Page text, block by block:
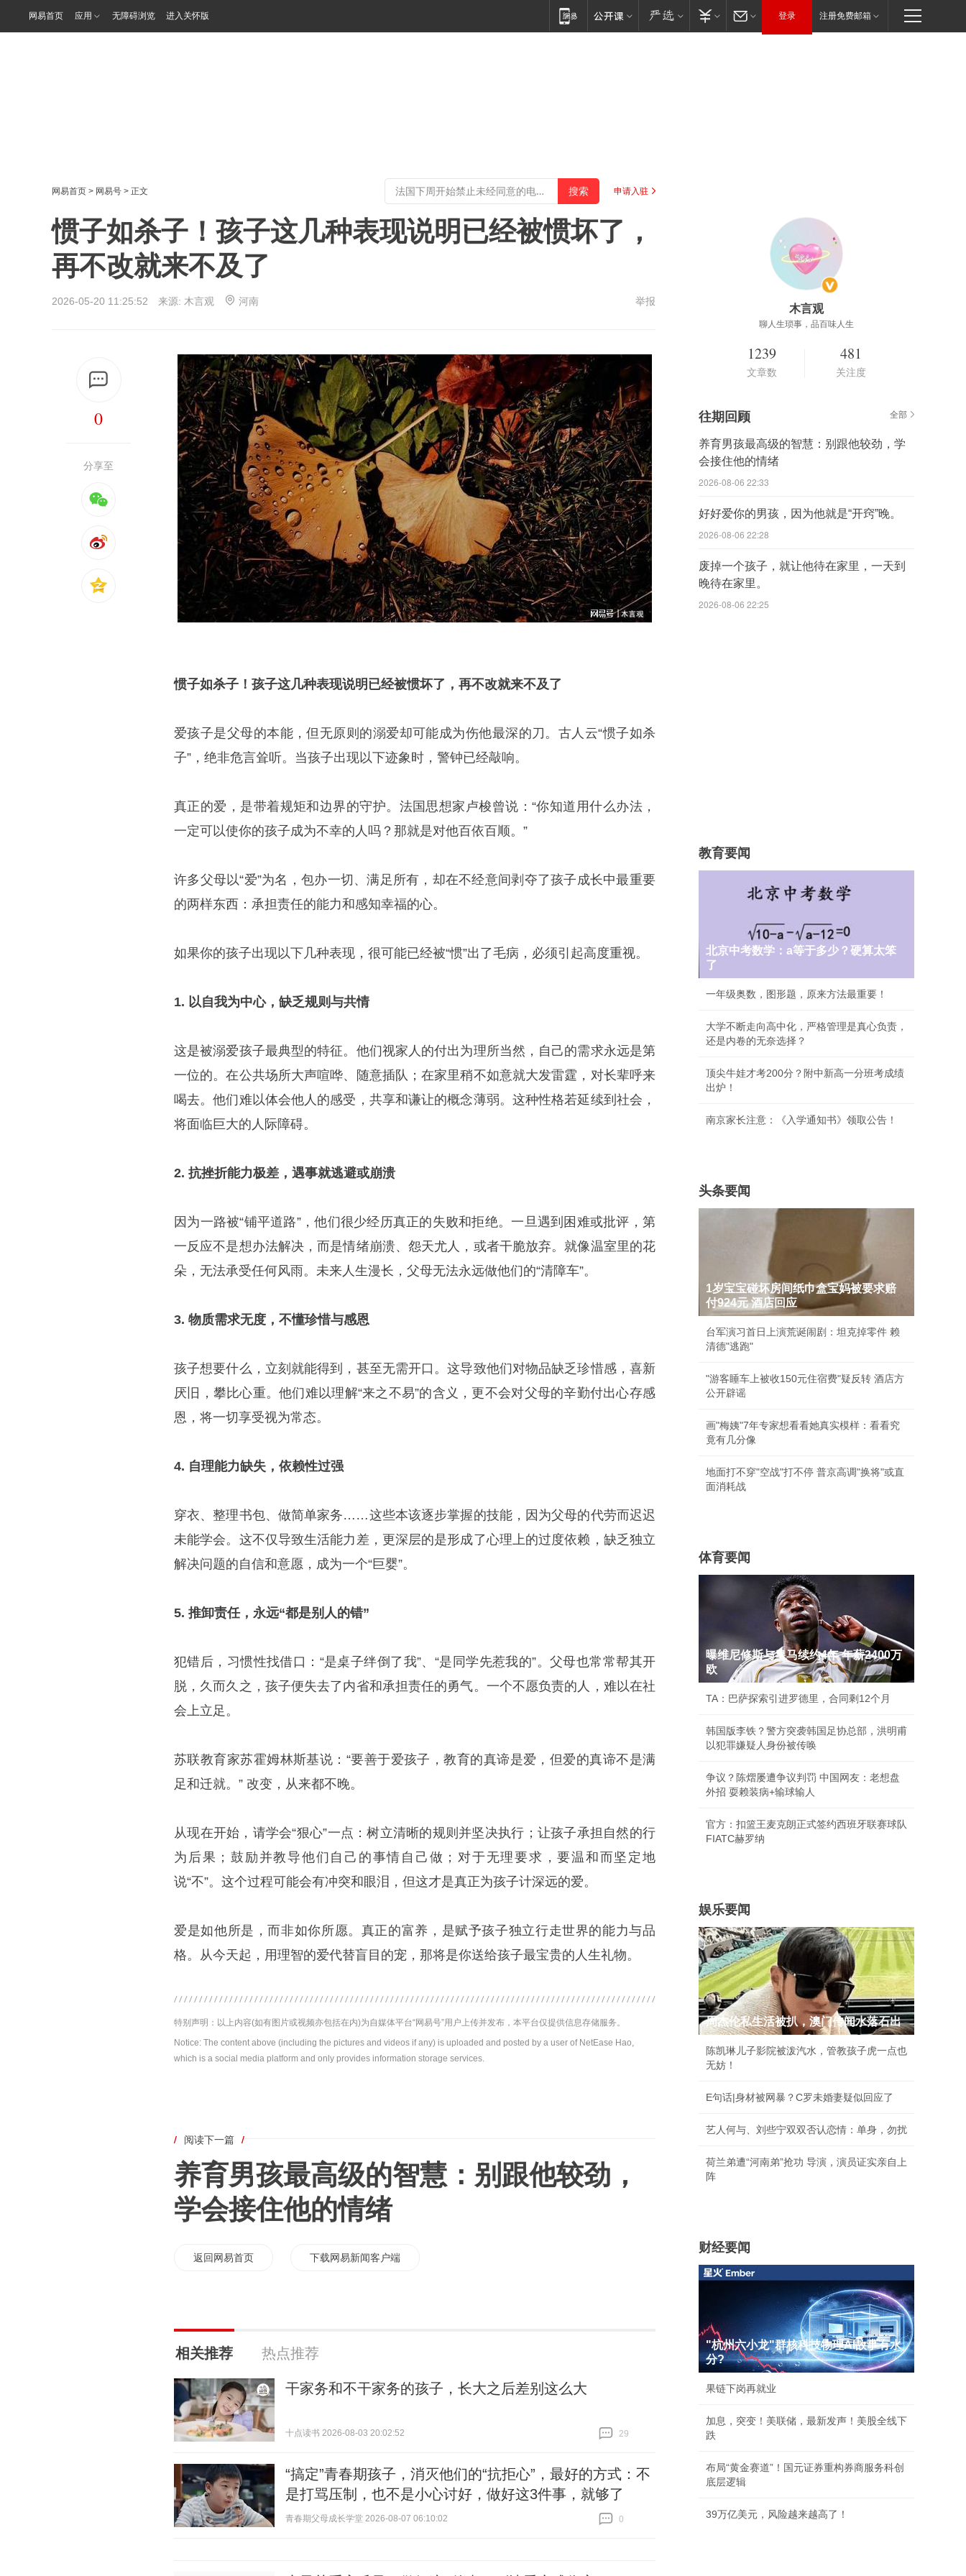
网易首页 应用 无障碍浏览 进入关怀版 登录 注册免费邮箱
网易首页 > 网易号 > 正文 申请入驻
惯子如杀子！孩子这几种表现说明已经被惯坏了，
再不改就来不及了
2026-05-20 11:25:52 来源: 木言观 河南 举报
0
分享至
惯子如杀子！孩子这几种表现说明已经被惯坏了，再不改就来不及了
爱孩子是父母的本能，但无原则的溺爱却可能成为伤他最深的刀。古人云“惯子如杀
子”，绝非危言耸听。当孩子出现以下迹象时，警钟已经敲响。
真正的爱，是带着规矩和边界的守护。法国思想家卢梭曾说：“你知道用什么办法，
一定可以使你的孩子成为不幸的人吗？那就是对他百依百顺。”
许多父母以“爱”为名，包办一切、满足所有，却在不经意间剥夺了孩子成长中最重要
的两样东西：承担责任的能力和感知幸福的心。
如果你的孩子出现以下几种表现，很可能已经被“惯”出了毛病，必须引起高度重视。
1. 以自我为中心，缺乏规则与共情
这是被溺爱孩子最典型的特征。他们视家人的付出为理所当然，自己的需求永远是第
一位的。在公共场所大声喧哗、随意插队；在家里稍不如意就大发雷霆，对长辈呼来
喝去。他们难以体会他人的感受，共享和谦让的概念薄弱。这种性格若延续到社会，
将面临巨大的人际障碍。
2. 抗挫折能力极差，遇事就逃避或崩溃
因为一路被“铺平道路”，他们很少经历真正的失败和拒绝。一旦遇到困难或批评，第
一反应不是想办法解决，而是情绪崩溃、怨天尤人，或者干脆放弃。就像温室里的花
朵，无法承受任何风雨。未来人生漫长，父母无法永远做他们的“清障车”。
3. 物质需求无度，不懂珍惜与感恩
孩子想要什么，立刻就能得到，甚至无需开口。这导致他们对物品缺乏珍惜感，喜新
厌旧，攀比心重。他们难以理解“来之不易”的含义，更不会对父母的辛勤付出心存感
恩，将一切享受视为常态。
4. 自理能力缺失，依赖性过强
穿衣、整理书包、做简单家务……这些本该逐步掌握的技能，因为父母的代劳而迟迟
未能学会。这不仅导致生活能力差，更深层的是形成了心理上的过度依赖，缺乏独立
解决问题的自信和意愿，成为一个“巨婴”。
5. 推卸责任，永远“都是别人的错”
犯错后，习惯性找借口：“是桌子绊倒了我”、“是同学先惹我的”。父母也常常帮其开
脱，久而久之，孩子便失去了内省和承担责任的勇气。一个不愿负责的人，难以在社
会上立足。
苏联教育家苏霍姆林斯基说：“要善于爱孩子，教育的真谛是爱，但爱的真谛不是满
足和迁就。” 改变，从来都不晚。
从现在开始，请学会“狠心”一点：树立清晰的规则并坚决执行；让孩子承担自然的行
为后果；鼓励并教导他们自己的事情自己做；对于无理要求，要温和而坚定地
说“不”。这个过程可能会有冲突和眼泪，但这才是真正为孩子计深远的爱。
爱是如他所是，而非如你所愿。真正的富养，是赋予孩子独立行走世界的能力与品
格。从今天起，用理智的爱代替盲目的宠，那将是你送给孩子最宝贵的人生礼物。
特别声明：以上内容(如有图片或视频亦包括在内)为自媒体平台“网易号”用户上传并发布，本平台仅提供信息存储服务。
Notice: The content above (including the pictures and videos if any) is uploaded and posted by a user of NetEase Hao,
which is a social media platform and only provides information storage services.
/ 阅读下一篇 /
养育男孩最高级的智慧：别跟他较劲，
学会接住他的情绪
返回网易首页 下载网易新闻客户端
相关推荐 热点推荐
干家务和不干家务的孩子，长大之后差别这么大
十点读书 2026-08-03 20:02:52
29
“搞定”青春期孩子，消灭他们的“抗拒心”，最好的方式：不
是打骂压制，也不是小心讨好，做好这3件事，就够了
青春期父母成长学堂 2026-08-07 06:10:02
0
木言观
聊人生琐事，品百味人生
1239
文章数
481
关注度
往期回顾 全部
养育男孩最高级的智慧：别跟他较劲，学
会接住他的情绪
2026-08-06 22:33
好好爱你的男孩，因为他就是“开窍”晚。
2026-08-06 22:28
废掉一个孩子，就让他待在家里，一天到
晚待在家里。
2026-08-06 22:25
教育要闻
北京中考数学：a等于多少？硬算太笨
了
一年级奥数，图形题，原来方法最重要！
大学不断走向高中化，严格管理是真心负责，
还是内卷的无奈选择？
顶尖牛娃才考200分？附中新高一分班考成绩
出炉！
南京家长注意：《入学通知书》领取公告！
头条要闻
1岁宝宝碰坏房间纸巾盒宝妈被要求赔
付924元 酒店回应
台军演习首日上演荒诞闹剧：坦克掉零件 赖
清德"逃跑"
"游客睡车上被收150元住宿费"疑反转 酒店方
公开辟谣
画"梅姨"7年专家想看看她真实模样：看看究
竟有几分像
地面打不穿"空战"打不停 普京高调"换将"或直
面消耗战
体育要闻
曝维尼修斯与皇马续约4年 年薪2400万
欧
TA：巴萨探索引进罗德里，合同剩12个月
韩国版李铁？警方突袭韩国足协总部，洪明甫
以犯罪嫌疑人身份被传唤
争议？陈熠屡遭争议判罚 中国网友：老想盘
外招 耍赖装病+输球输人
官方：扣篮王麦克朗正式签约西班牙联赛球队
FIATC赫罗纳
娱乐要闻
周杰伦私生活被扒，澳门传闻水落石出
陈凯琳儿子影院被泼汽水，管教孩子虎一点也
无妨！
E句话|身材被网暴？C罗未婚妻疑似回应了
艺人何与、刘些宁双双否认恋情：单身，勿扰
荷兰弟遭“河南弟”抢功 导演，演员证实亲自上
阵
财经要闻
"杭州六小龙"群核科技物理AI故事有水
分?
果链下岗再就业
加息，突变！美联储，最新发声！美股全线下
跌
布局“黄金赛道”！国元证券重构券商服务科创
底层逻辑
39万亿美元，风险越来越高了！